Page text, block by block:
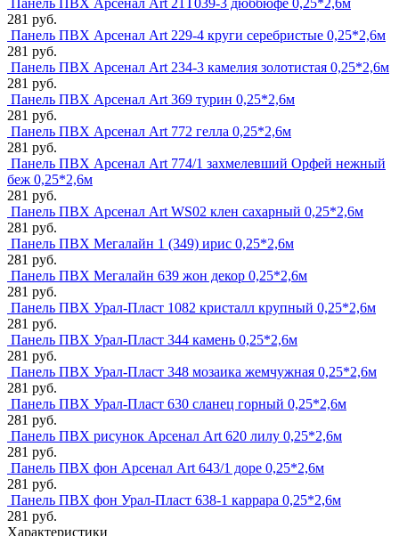
Панель ПВХ Арсенал Art 21Т039-3 дюббюфе 0,25*2,6м
281 руб.
Панель ПВХ Арсенал Art 229-4 круги серебристые 0,25*2,6м
281 руб.
Панель ПВХ Арсенал Art 234-3 камелия золотистая 0,25*2,6м
281 руб.
Панель ПВХ Арсенал Art 369 турин 0,25*2,6м
281 руб.
Панель ПВХ Арсенал Art 772 гелла 0,25*2,6м
281 руб.
Панель ПВХ Арсенал Art 774/1 захмелевший Орфей нежный
беж 0,25*2,6м
281 руб.
Панель ПВХ Арсенал Art WS02 клен сахарный 0,25*2,6м
281 руб.
Панель ПВХ Мегалайн 1 (349) ирис 0,25*2,6м
281 руб.
Панель ПВХ Мегалайн 639 жон декор 0,25*2,6м
281 руб.
Панель ПВХ Урал-Пласт 1082 кристалл крупный 0,25*2,6м
281 руб.
Панель ПВХ Урал-Пласт 344 камень 0,25*2,6м
281 руб.
Панель ПВХ Урал-Пласт 348 мозаика жемчужная 0,25*2,6м
281 руб.
Панель ПВХ Урал-Пласт 630 сланец горный 0,25*2,6м
281 руб.
Панель ПВХ рисунок Арсенал Art 620 лилу 0,25*2,6м
281 руб.
Панель ПВХ фон Арсенал Art 643/1 доре 0,25*2,6м
281 руб.
Панель ПВХ фон Урал-Пласт 638-1 каррара 0,25*2,6м
281 руб.
Характеристики